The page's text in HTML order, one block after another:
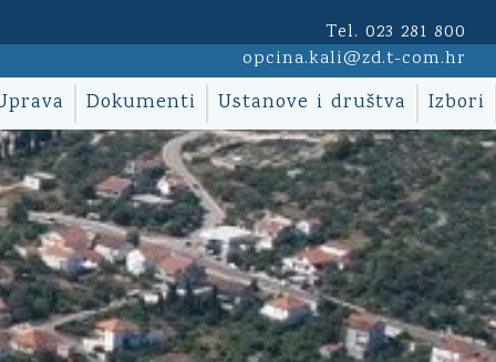
Tel. 023 281 800
opcina.kali@zd.t-com.hr
Dokumenti Ustanove i društva Izbori